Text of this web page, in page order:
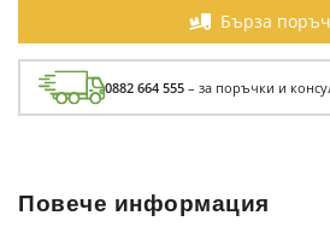
Бърза
0882 664 555 – за поръчки и
Повече информация